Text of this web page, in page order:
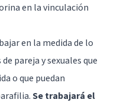
en la vinculación
en la medida de lo
pareja y sexuales que
o que puedan
Se trabajará el